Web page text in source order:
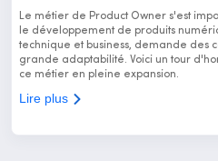
Le métier de Product Owner s'est
le développement de produits
technique et business, demande des
grande adaptabilité. Voici un tour
ce métier en pleine expansion.
Lire plus